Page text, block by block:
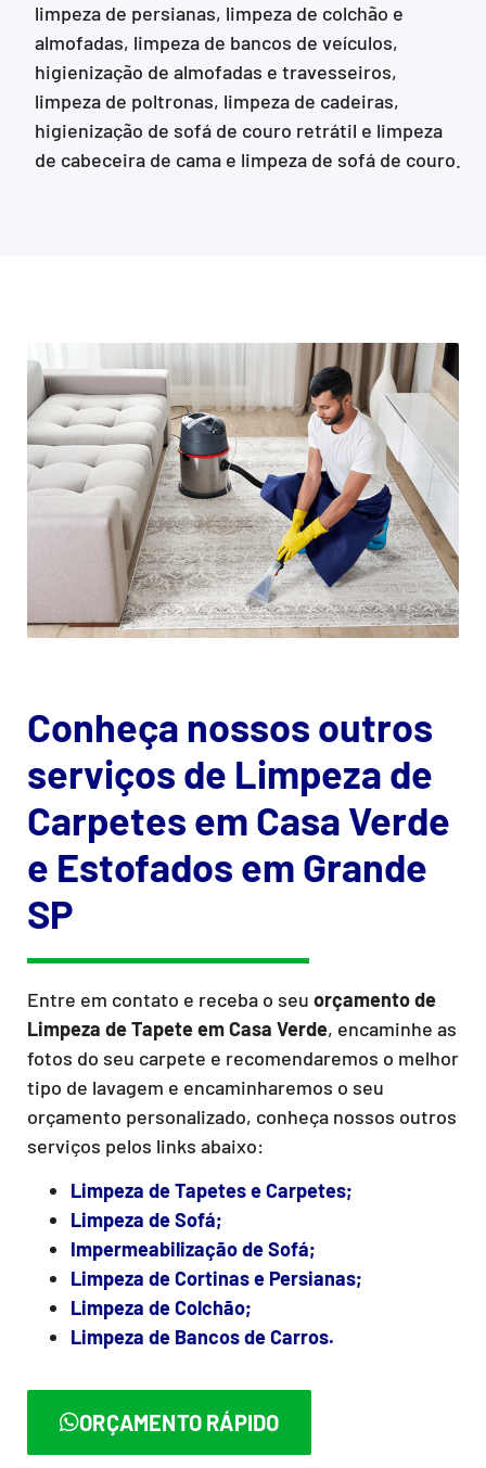
limpeza de persianas, limpeza de colchão e
almofadas, limpeza de bancos de veículos,
higienização de almofadas e travesseiros,
limpeza de poltronas, limpeza de cadeiras,
higienização de sofá de couro retrátil e limpeza
de cabeceira de cama e limpeza de sofá de couro.
Conheça nossos outros
serviços de Limpeza de
Carpetes em Casa Verde
e Estofados em Grande
SP
Entre em contato e receba o seu orçamento de
Limpeza de Tapeteem Casa Verde, encaminhe as
fotos do seu carpete e recomendaremos o melhor
tipo de lavagem e encaminharemos o seu
orçamento personalizado, conheça nossos outros
serviços pelos links abaixo:
Limpeza de Tapetes e Carpetes;
Limpeza de Sofá;
Impermeabilização de Sofá;
Limpeza de Cortinas e Persianas;
Limpeza de Colchão;
Limpeza de Bancos de Carros.
ORÇAMENTO RÁPIDO